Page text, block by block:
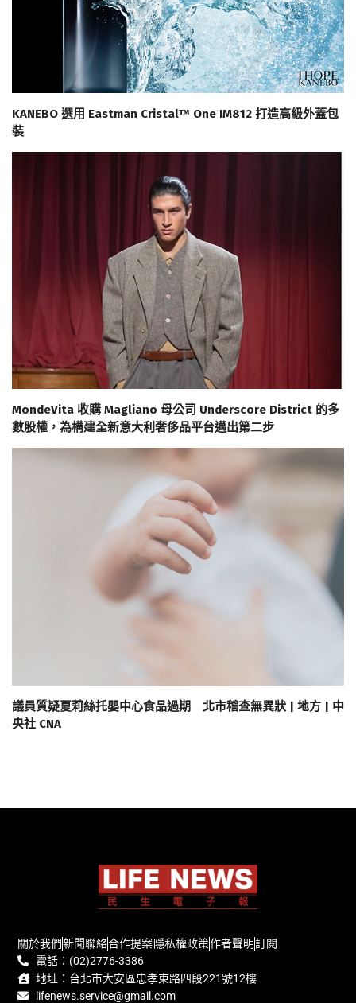
KANEBO 選用 Eastman Cristal™ One IM812 打造高級外蓋包
裝
MondeVita 收購 Magliano 母公司 Underscore District 的多
數股權，為構建全新意大利奢侈品平台邁出第二步
議員質疑夏莉絲托嬰中心食品過期 北市稽查無異狀 | 地方 | 中
央社 CNA
關於我們新聞聯絡合作提案隱私權政策作者聲明訂閱
電話：(02)2776-3386
地址：台北市大安區忠孝東路四段221號12樓
lifenews.service@gmail.com